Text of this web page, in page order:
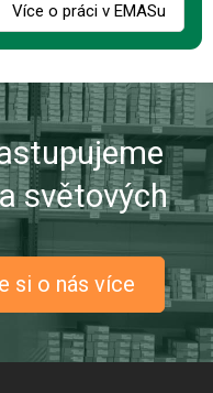
Více o práci v EMASu
světových
si o nás více